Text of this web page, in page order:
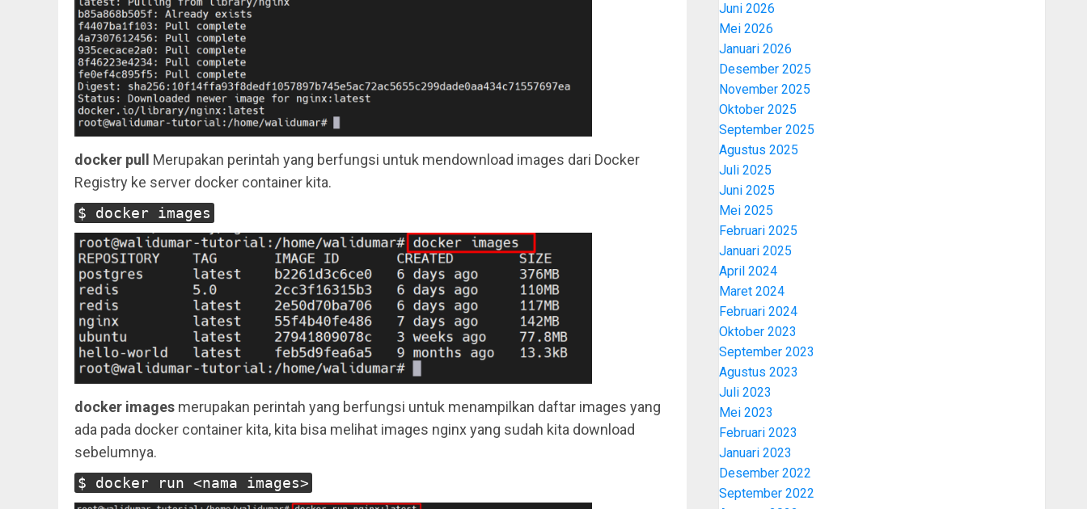
docker pull Merupakan perintah yang berfungsi untuk mendownload images dari Docker
Registry ke server docker container kita.
$ docker images
docker images merupakan perintah yang berfungsi untuk menampilkan daftar images yang
ada pada docker container kita, kita bisa melihat images nginx yang sudah kita download
sebelumnya.
$ docker run <nama images>
Juni 2026
Mei 2026
Januari 2026
Desember 2025
November 2025
Oktober 2025
September 2025
Agustus 2025
Juli 2025
Juni 2025
Mei 2025
Februari 2025
Januari 2025
April 2024
Maret 2024
Februari 2024
Oktober 2023
September 2023
Agustus 2023
Juli 2023
Mei 2023
Februari 2023
Januari 2023
Desember 2022
September 2022